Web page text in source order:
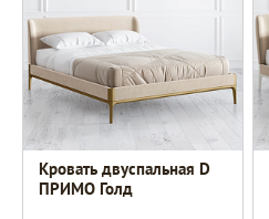
Кровать двуспальная D
ПРИМО Голд